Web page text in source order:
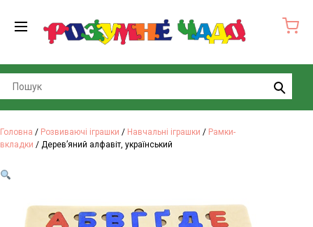
Головна / Розвиваючі іграшки / Навчальні іграшки / Рамки-
вкладки / Дерев’яний алфавіт, український